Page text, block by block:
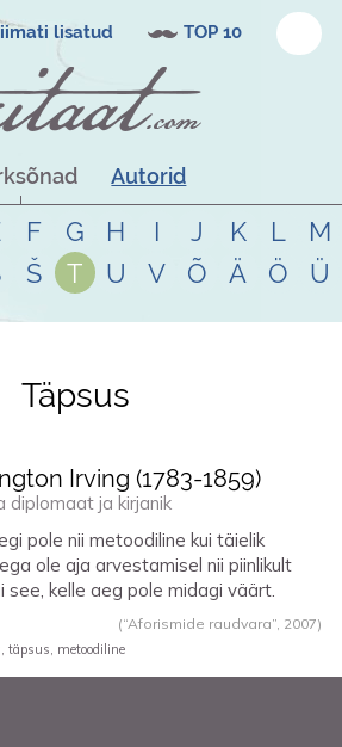
lisatud TOP 10
Autorid
F G H I J K L
M
Š T U V Õ Ä Ö Ü
täpsus
Täpsus
Irving (1783-1859)
diplomaat ja kirjanik
pole nii metoodiline kui täielik
ole aja arvestamisel nii piinlikult
see, kelle aeg pole midagi väärt.
(“Aforismide raudvara”, 2007)
täpsus metoodiline